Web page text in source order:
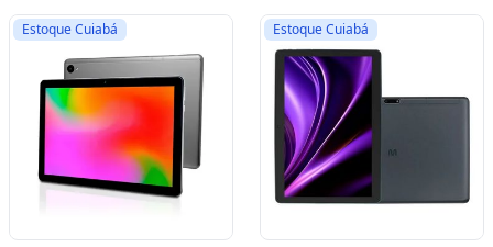
Estoque Cuiabá Estoque Cuiabá